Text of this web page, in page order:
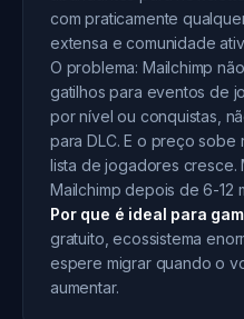
com praticamente
extensa e comunidade
O problema: Mailchimp
gatilhos para eventos de
por nível ou conquistas,
para DLC. E o preço
lista de jogadores cresce.
Mailchimp depois de 6-12
Por que é ideal para
gratuito, ecossistema
espere migrar quando o
aumentar.